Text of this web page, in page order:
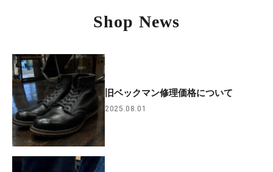
Shop News
旧ベックマン修理価格について
2025.08.01